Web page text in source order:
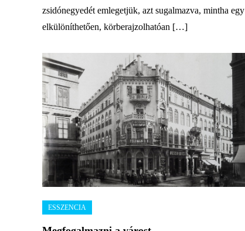
zsidónegyedét emlegetjük, azt sugalmazva, mintha egy
elkülöníthetően, körberajzolhatóan […]